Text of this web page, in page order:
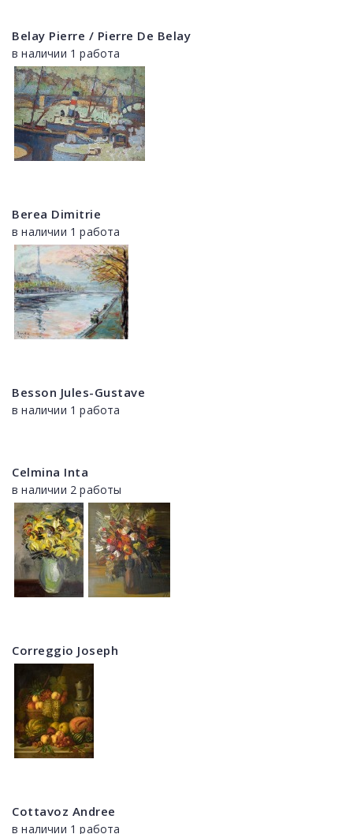
Belay Pierre / Pierre De Belay
в наличии 1 работа
Berea Dimitrie
в наличии 1 работа
Besson Jules-Gustave
в наличии 1 работа
Celmina Inta
в наличии 2 работы
Correggio Joseph
Cottavoz Andree
в наличии 1 работа